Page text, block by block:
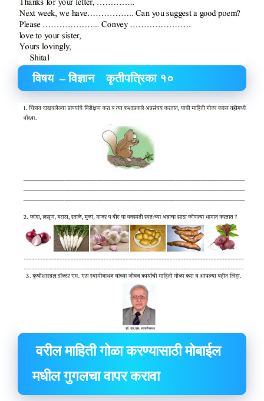
विषय – विज्ञान कृतीपत्रिका १०
वरील माहिती गोळा करण्यासाठी मोबाईल
मधील गुगलचा वापर करावा